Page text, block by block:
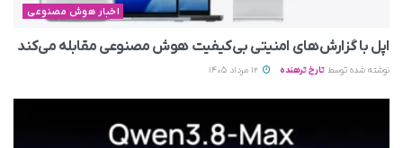
اخبار هوش مصنوعی
اپل با گزارش‌های امنیتی بی‌کیفیت هوش مصنوعی مقابله می‌کند
نوشته شده توسط تارخ ترهنده